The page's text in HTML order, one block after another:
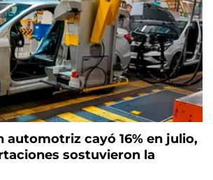
automotriz cayó 16% en julio,
sostuvieron la